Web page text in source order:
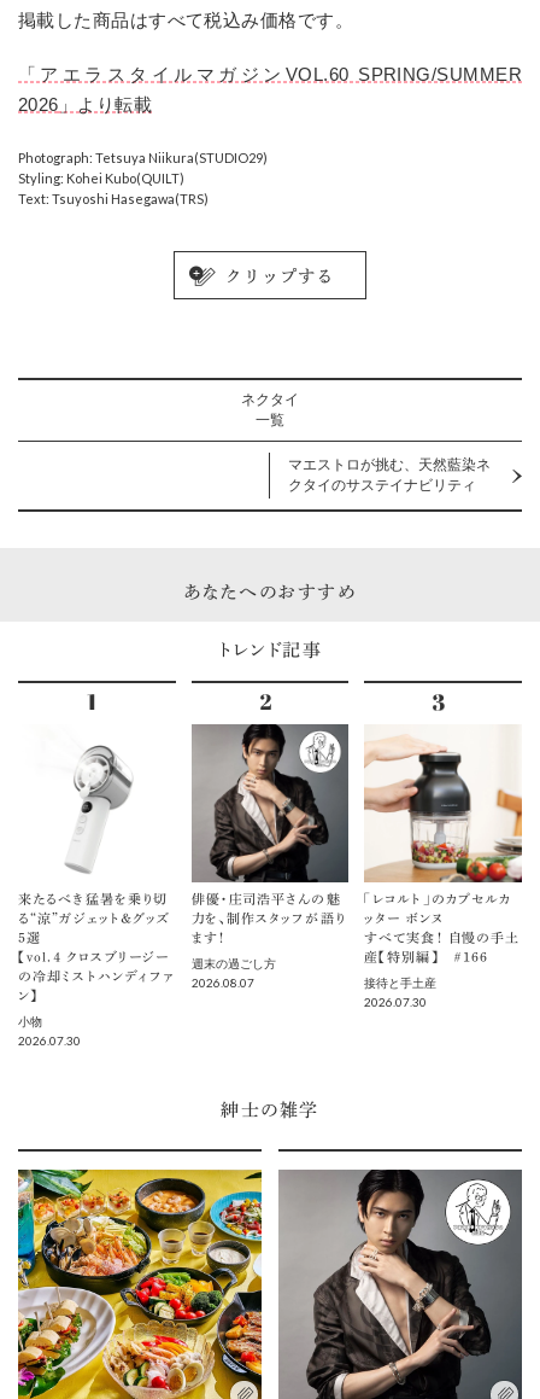
掲載した商品はすべて税込み価格です。
「アエラスタイルマガジンVOL.60 SPRING/SUMMER
2026 」より転載
Photograph: Tetsuya Niikura(STUDIO29)
Styling: Kohei Kubo(QUILT)
Text: Tsuyoshi Hasegawa(TRS)
ネクタイ
一覧
マエストロが挑む、天然藍染ネ
クタイのサステイナビリティ
あなたへのおすすめ
トレンド記事
来たるべき猛暑を乗り切
る“涼”ガジェット＆グッズ
5選
【vol.４ クロスブリージー
の冷却ミストハンディファ
ン】
小物
2026.07.30
俳優・庄司浩平さんの魅
力を、制作スタッフが語り
ます！
週末の過ごし方
2026.08.07
「レコルト」のカプセルカ
ッター ボンヌ
すべて実食！ 自慢の手土
産【特別編】 ＃166
接待と手土産
2026.07.30
紳士の雑学